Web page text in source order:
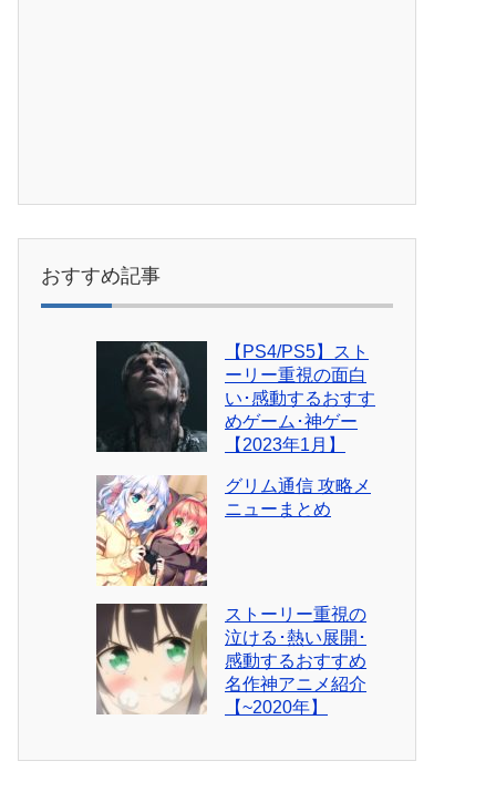
おすすめ記事
【PS4/PS5】スト
ーリー重視の面白
い･感動するおすす
めゲーム･神ゲー
【2023年1月】
グリム通信 攻略メ
ニューまとめ
ストーリー重視の
泣ける･熱い展開･
感動するおすすめ
名作神アニメ紹介
【~2020年】